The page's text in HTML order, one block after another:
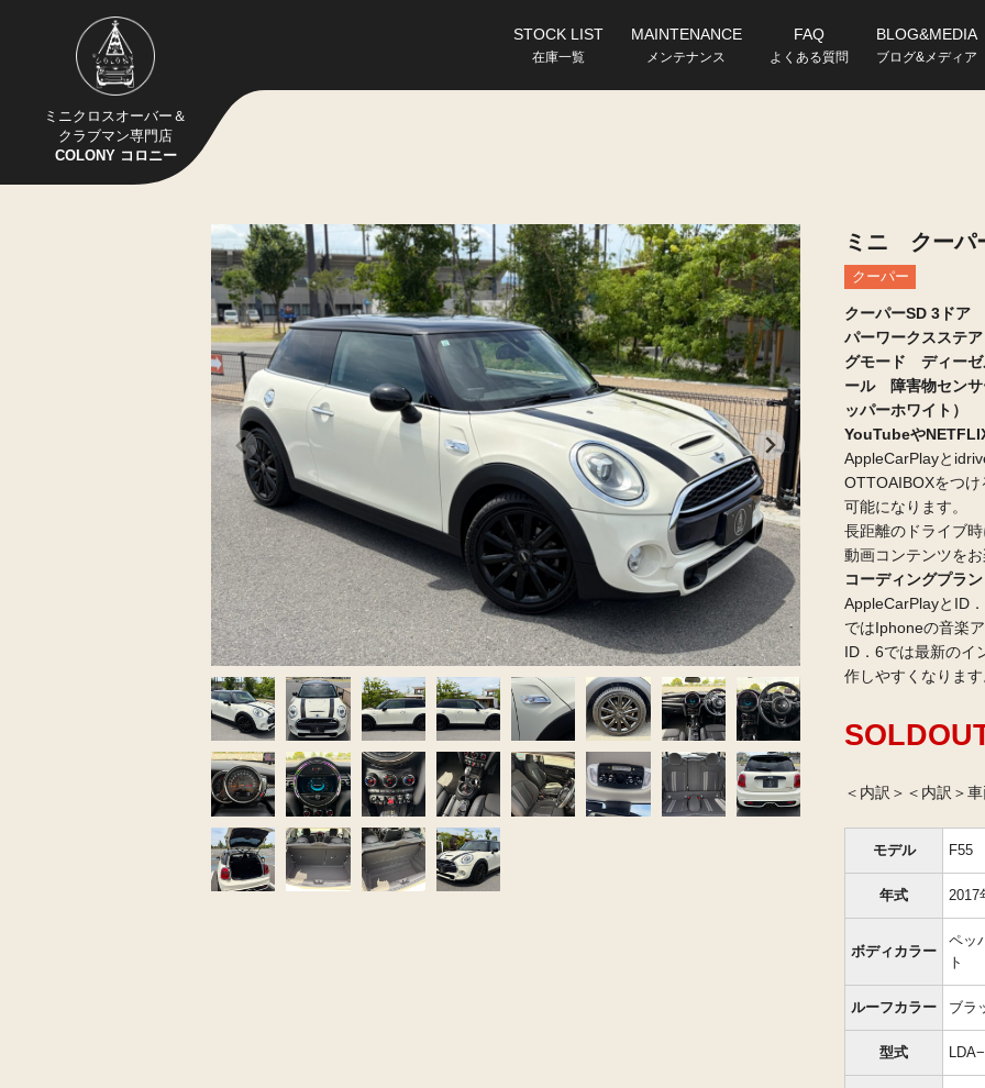
ミニクロスオーバー＆
クラブマン専門店
COLONY コロニー
STOCK LIST
在庫一覧
MAINTENANCE
メンテナンス
FAQ
よくある質問
BLOG&MEDIA
ブログ&メディア
ミニ クーパ
クーパー
クーパーSD 3ドア
パーワークスステ
グモード ディー
ール 障害物セン
ッパーホワイト）
YouTubeや
AppleCarPlayと
OTTOAIBOXをつ
可能になります。
長距離のドライブ
動画コンテンツを
コーディングプラ
AppleCarPlayとID
ではIphoneの音楽
ID．6では最新のイ
作しやすくなりま
＜内訳＞＜内訳＞
モデル F55
年式 2017
ボディカラー
ペッ
ト
ルーフカラー ブラ
型式